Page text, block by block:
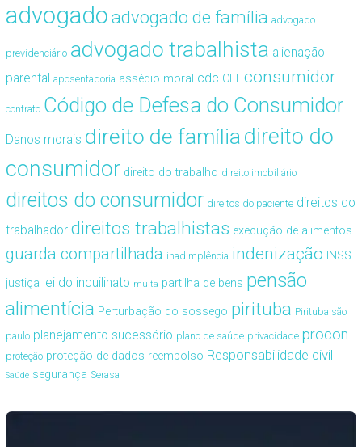
advogado advogado de família advogado
previdenciário advogado trabalhista alienação
parental aposentadoria assédio moral cdc CLT consumidor
contrato Código de Defesa do Consumidor
Danos morais direito de famíliadireito do
consumidor direito do trabalho direito imobiliário
direitos do consumidor direitos do paciente direitos do
trabalhador direitos trabalhistas execução de alimentos
guarda compartilhada inadimplência indenização INSS
justiça lei do inquilinato multa partilha de bens pensão
alimentícia Perturbação do sossego pirituba Pirituba são
paulo planejamento sucessório plano de saúde privacidade procon
proteção proteção de dados reembolso Responsabilidade civil
Saúde segurança Serasa